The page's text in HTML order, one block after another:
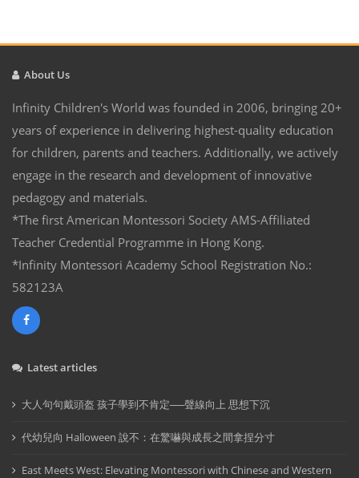
About Us
Infinity Children's World was founded in 2006, bringing 20+
years of experience in delivering highest-quality education
for children, parents and teachers. Additionally, we actively
engage in the research and development of innovative
pedagogy and materials.
*The first American Montessori Society AMS-Affiliated
Teacher Credential Programme in Hong Kong.
*Infinity Montessori Academy School Registration No.:
582123A
Latest articles
大人句句戴頭盔 孩子學到不肯定──聲線向上 思想下沉
代幼兒向 Halloween 說不：在驚嚇與成長之間拿捏分寸
East Meets West: Elevating Montessori with Chinese and Western